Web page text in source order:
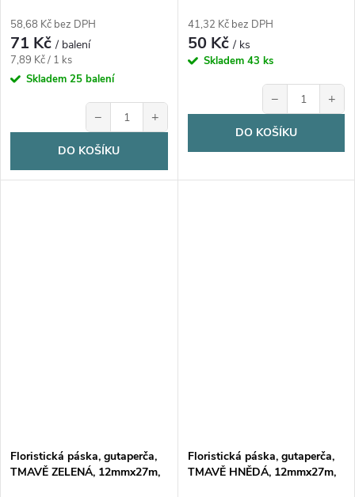
58,68 Kč bez DPH
71 Kč/ balení
Měrná
cena:
7,89 Kč / 1 ks
Skladem 25 balení
− +
DO KOŠÍKU
41,32 Kč bez DPH
50 Kč/ ks
Skladem 43 ks
− +
DO KOŠÍKU
Floristická páska, gutaperča,
TMAVĚ ZELENÁ, 12mmx27m,
Floristická páska, gutaperča,
TMAVĚ HNĚDÁ, 12mmx27m,